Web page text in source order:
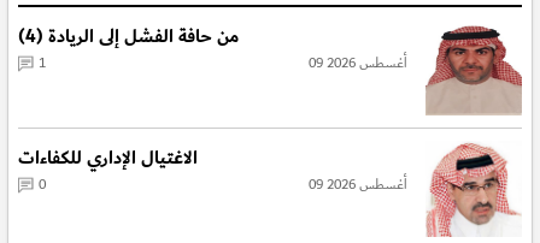
من حافة الفشل إلى الريادة (4)
09 أغسطس 2026 1
الاغتيال الإداري للكفاءات
09 أغسطس 2026 0